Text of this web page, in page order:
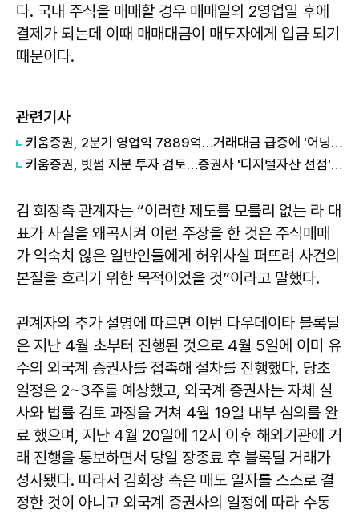
다. 국내 주식을 매매할 경우 매매일의 2영업일 후에
결제가 되는데 이때 매매대금이 매도자에게 입금 되기
때문이다.
관련기사
키움증권, 2분기 영업익 7889억…거래대금 급증에 '어닝 서프라이즈'
키움증권, 빗썸 지분 투자 검토…증권사 '디지털자산 선점' 경쟁
김 회장측 관계자는 “이러한 제도를 모를리 없는 라 대
표가 사실을 왜곡시켜 이런 주장을 한 것은 주식매매
가 익숙치 않은 일반인들에게 허위사실 퍼뜨려 사건의
본질을 흐리기 위한 목적이었을 것”이라고 말했다.
관계자의 추가 설명에 따르면 이번 다우데이타 블록딜
은 지난 4월 초부터 진행된 것으로 4월 5일에 이미 유
수의 외국계 증권사를 접촉해 절차를 진행했다. 당초
일정은 2~3주를 예상했고, 외국계 증권사는 자체 실
사와 법률 검토 과정을 거쳐 4월 19일 내부 심의를 완
료 했으며, 지난 4월 20일에 12시 이후 해외기관에 거
래 진행을 통보하면서 당일 장종료 후 블록딜 거래가
성사됐다. 따라서 김회장 측은 매도 일자를 스스로 결
정한 것이 아니고 외국계 증권사의 일정에 따라 수동